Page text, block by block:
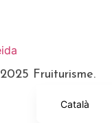
2025 Fruiturisme.
Català
Español